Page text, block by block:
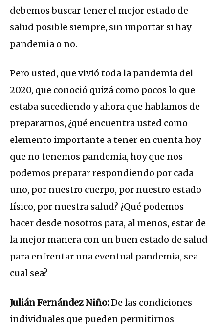
debemos buscar tener el mejor estado de
salud posible siempre, sin importar si hay
pandemia o no.
Pero usted, que vivió toda la pandemia del
2020, que conoció quizá como pocos lo que
estaba sucediendo y ahora que hablamos de
prepararnos, ¿qué encuentra usted como
elemento importante a tener en cuenta hoy
que no tenemos pandemia, hoy que nos
podemos preparar respondiendo por cada
uno, por nuestro cuerpo, por nuestro estado
físico, por nuestra salud? ¿Qué podemos
hacer desde nosotros para, al menos, estar de
la mejor manera con un buen estado de salud
para enfrentar una eventual pandemia, sea
cual sea?
Julián Fernández Niño:De las condiciones
individuales que pueden permitirnos